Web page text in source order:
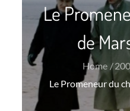
Le
de
Home
Le Promeneur du